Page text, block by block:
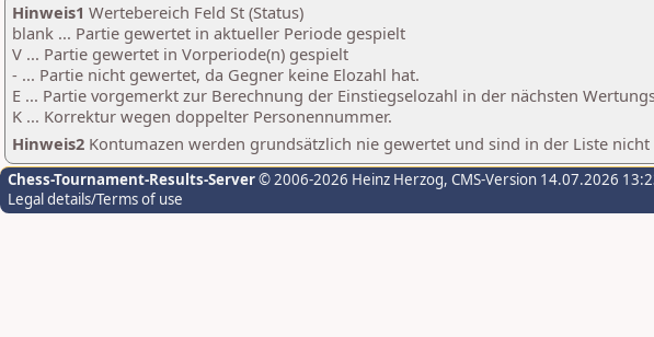
Hinweis1 Wertebereich Feld St (Status)
blank ... Partie gewertet in aktueller Periode gespielt
V ... Partie gewertet in Vorperiode(n) gespielt
- ... Partie nicht gewertet, da Gegner keine Elozahl hat.
E ... Partie vorgemerkt zur Berechnung der Einstiegselozahl in der nächsten
K ... Korrektur wegen doppelter Personennummer.
Hinweis2 Kontumazen werden grundsätzlich nie gewertet und sind in der Liste nicht
Chess-Tournament-Results-Server© 2006-2026 Heinz Herzog, CMS-Version 14.07.2026
Legal details/Terms of use